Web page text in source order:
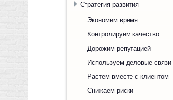
Стратегия развития
Экономим время
Контролируем качество
Дорожим репутацией
Используем деловые связи
Растем вместе с клиентом
Снижаем риски